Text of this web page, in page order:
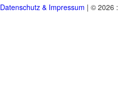
Datenschutz & Impressum | © 2026 :